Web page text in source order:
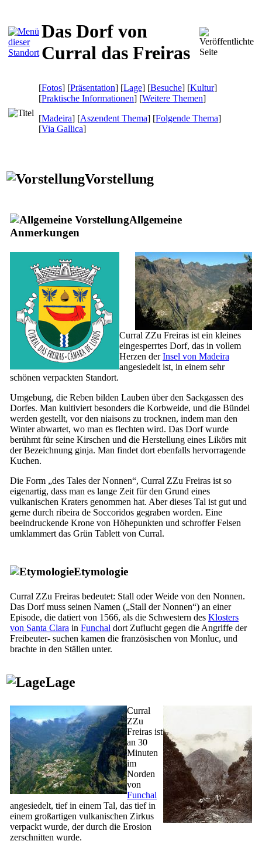
Das Dorf von
Curral das Freiras
[Fotos] [Präsentation] [Lage] [Besuche] [Kultur]
[Praktische Informationen] [Weitere Themen]
[Madeira] [Aszendent Thema] [Folgende Thema]
[Via Gallica]
Vorstellung
Allgemeine
Anmerkungen
Curral ZZu Freiras ist ein kleines
eingesperrtes Dorf, das in vollem
Herzen derInsel von Madeira
angesiedelt ist, in einem sehr
schönen verpackten Standort.
Umgebung, die Reben bilden Lauben über den Sackgassen des
Dorfes. Man kultiviert besonders die Korbweide, und die Bündel
werden gestellt, vor den niaisons zu trocknen, indem man den
Winter abwartet, wo man es flechten wird. Das Dorf wurde
berühmt für seine Kirschen und die Herstellung eines Likörs mit
der Bezeichnung ginja. Man findet dort ebenfalls hervorragende
Kuchen.
Die Form „des Tales der Nonnen“, Curral ZZu Freiras ist so
eigenartig, dass man es lange Zeit für den Grund eines
vulkanischen Kraters genommen hat. Aber dieses Tal ist gut und
gerne durch ribeira de Soccoridos gegraben worden. Eine
beeindruckende Krone von Höhepunkten und schroffer Felsen
umklammert das Grün Tablett von Curral.
Etymologie
Curral ZZu Freiras bedeutet: Stall oder Weide von den Nonnen.
Das Dorf muss seinen Namen („Stall der Nonnen“) an einer
Episode, die datiert von 1566, als die Schwestern des Klosters
von Santa Clara in Funchal dort Zuflucht gegen die Angriffe der
Freibeuter- suchen kamen die französischen von Monluc, und
brachte in den Ställen unter.
Lage
Curral
ZZu
Freiras ist
an 30
Minuten
im
Norden
von
Funchal
angesiedelt, tief in einem Tal, das tief in
einem großartigen vulkanischen Zirkus
verpackt wurde, der durch die Erosion
zerschnitten wurde.